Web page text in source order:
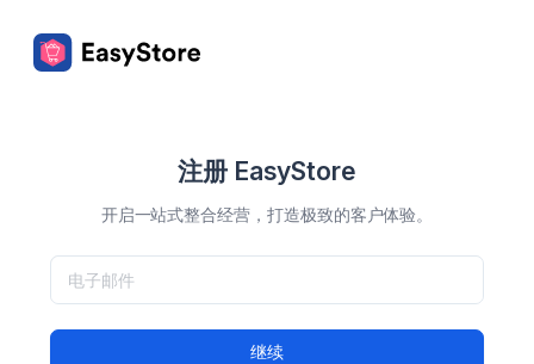
注册 EasyStore
开启一站式整合经营，打造极致的客户体验。
继续